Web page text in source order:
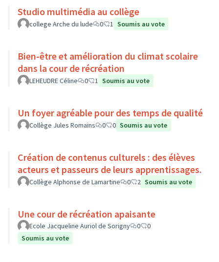
Studio multimédia au collège
college Arche du lude 0 1 Soumis au vote
Bien-être et amélioration du climat scolaire
dans la cour de récréation
LEHEUDRE Céline 0 1 Soumis au vote
Un foyer agréable pour des temps de qualité
Collège Jules Romains 0 0 Soumis au vote
Création de contenus culturels : des élèves
acteurs et passeurs de leurs apprentissages.
Collège Alphonse de Lamartine 0 2 Soumis au vote
Une cour de récréation apaisante
Ecole Jacqueline Auriol de Sorigny 0
0
Soumis au vote